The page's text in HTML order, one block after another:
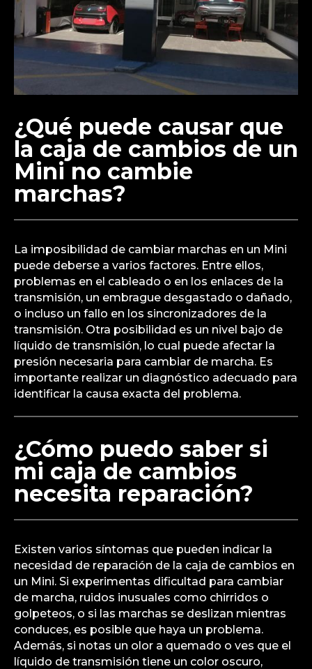
¿Qué puede causar que
la caja de cambios de un
Mini no cambie
marchas?
La imposibilidad de cambiar marchas en un Mini
puede deberse a varios factores. Entre ellos,
problemas en el cableado o en los enlaces de la
transmisión, un embrague desgastado o dañado,
o incluso un fallo en los sincronizadores de la
transmisión. Otra posibilidad es un nivel bajo de
líquido de transmisión, lo cual puede afectar la
presión necesaria para cambiar de marcha. Es
importante realizar un diagnóstico adecuado para
identificar la causa exacta del problema.
¿Cómo puedo saber si
mi caja de cambios
necesita reparación?
Existen varios síntomas que pueden indicar la
necesidad de reparación de la caja de cambios en
un Mini. Si experimentas dificultad para cambiar
de marcha, ruidos inusuales como chirridos o
golpeteos, o si las marchas se deslizan mientras
conduces, es posible que haya un problema.
Además, si notas un olor a quemado o ves que el
líquido de transmisión tiene un color oscuro,